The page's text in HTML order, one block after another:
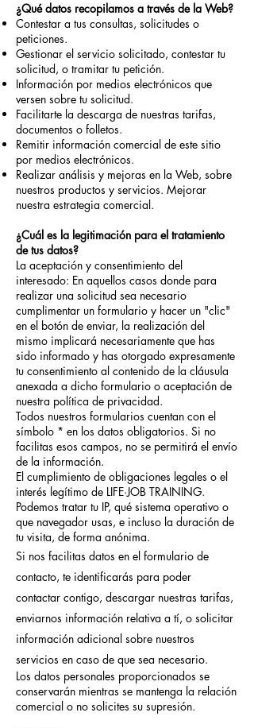
¿Qué datos recopilamos a través de la Web?
Contestar a tus consultas, solicitudes o
peticiones.
Gestionar el servicio solicitado, contestar tu
solicitud, o tramitar tu petición.
Información por medios electrónicos que
versen sobre tu solicitud.
Facilitarte la descarga de nuestras tarifas,
documentos o folletos.
Remitir información comercial de este sitio
por medios electrónicos.
Realizar análisis y mejoras en la Web, sobre
nuestros productos y servicios. Mejorar
nuestra estrategia comercial.
¿Cuál es la legitimación para el tratamiento
de tus datos?
La aceptación y consentimiento del
interesado: En aquellos casos donde para
realizar una solicitud sea necesario
cumplimentar un formulario y hacer un "clic"
en el botón de enviar, la realización del
mismo implicará necesariamente que has
sido informado y has otorgado expresamente
tu consentimiento al contenido de la cláusula
anexada a dicho formulario o aceptación de
nuestra política de privacidad.
Todos nuestros formularios cuentan con el
símbolo * en los datos obligatorios. Si no
facilitas esos campos, no se permitirá el envío
de la información.
El cumplimiento de obligaciones legales o el
interés legítimo de LIFE·JOB TRAINING.
Podemos tratar tu IP, qué sistema operativo o
que navegador usas, e incluso la duración de
tu visita, de forma anónima.
Si nos facilitas datos en el formulario de
contacto, te identificarás para poder
contactar contigo, descargar nuestras tarifas,
enviarnos información relativa a tí, o solicitar
información adicional sobre nuestros
servicios en caso de que sea necesario.
Los datos personales proporcionados se
conservarán mientras se mantenga la relación
comercial o no solicites su supresión.